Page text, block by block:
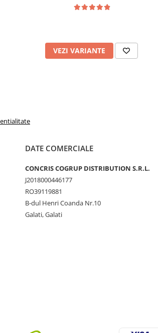
VEZI VARIANTE
DATE COMERCIALE
CONCRIS COGRUP DISTRIBUTION S.R.L.
J2018000446177
RO39119881
B-dul Henri Coanda Nr.10
Galati, Galati